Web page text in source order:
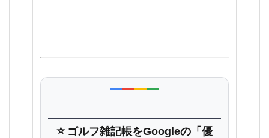
⭐ ゴルフ雑記帳をGoogleの「優